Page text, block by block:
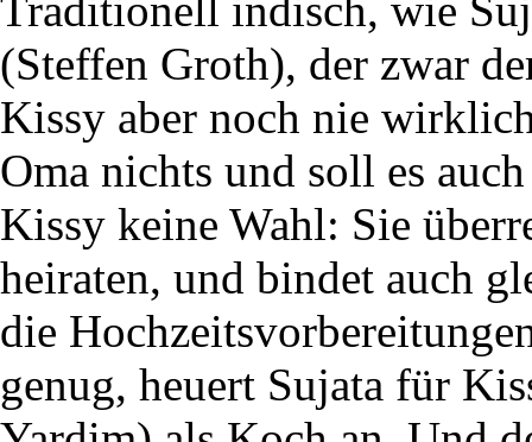
(Steffen Groth), der zwar
Kissy aber noch nie
Oma nichts und soll es
Kissy keine Wahl: Sie
heiraten, und bindet auch
die
genug, heuert Sujata für